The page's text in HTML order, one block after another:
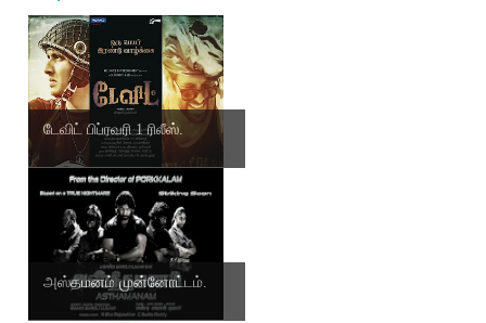
டேவிட் ‌பிப்ரவ‌ரி 1 ரிலீஸ்.
அஸ்தமனம் மு‌ன்னோ‌ட்ட‌ம்.